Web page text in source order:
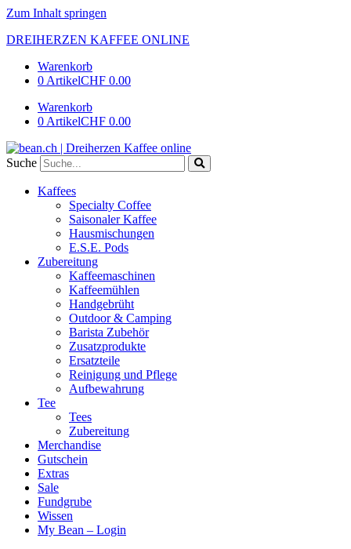
Zum Inhalt springen
DREIHERZEN KAFFEE ONLINE
Warenkorb
0 ArtikelCHF 0.00
Warenkorb
0 ArtikelCHF 0.00
Suche
Kaffees
Specialty Coffee
Saisonaler Kaffee
Hausmischungen
E.S.E. Pods
Zubereitung
Kaffeemaschinen
Kaffeemühlen
Handgebrüht
Outdoor & Camping
Barista Zubehör
Zusatzprodukte
Ersatzteile
Reinigung und Pflege
Aufbewahrung
Tee
Tees
Zubereitung
Merchandise
Gutschein
Extras
Sale
Fundgrube
Wissen
My Bean – Login